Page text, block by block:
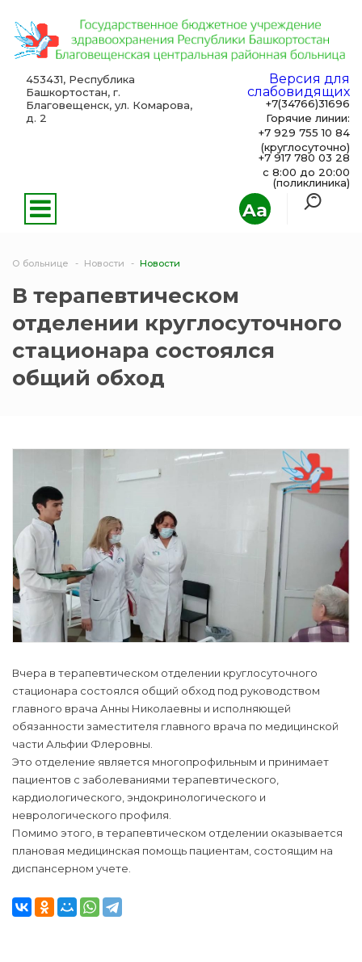
Aa
453431, Республика
Башкортостан, г.
Благовещенск, ул. Комарова,
д. 2
Версия для
слабовидящих
+7(34766)31696
Горячие линии:
+7 929 755 10 84
(круглосуточно)
+7 917 780 03 28
с 8:00 до 20:00
(поликлиника)
О больнице Новости Новости
В терапевтическом
отделении круглосуточного
стационара состоялся
общий обход
Вчера в терапевтическом отделении круглосуточного
стационара состоялся общий обход под руководством
главного врача Анны Николаевны и исполняющей
обязанности заместителя главного врача по медицинской
части Альфии Флеровны.
Это отделение является многопрофильным и принимает
пациентов с заболеваниями терапевтического,
кардиологического, эндокринологического и
неврологического профиля.
Помимо этого, в терапевтическом отделении оказывается
плановая медицинская помощь пациентам, состоящим на
диспансерном учете.